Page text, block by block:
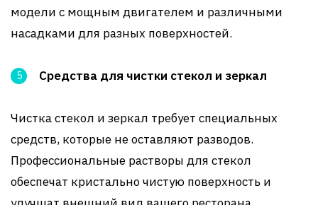
модели с мощным двигателем и различными
насадками для разных поверхностей.
Средства для чистки стекол и зеркал
Чистка стекол и зеркал требует специальных
средств, которые не оставляют разводов.
Профессиональные растворы для стекол
обеспечат кристально чистую поверхность и